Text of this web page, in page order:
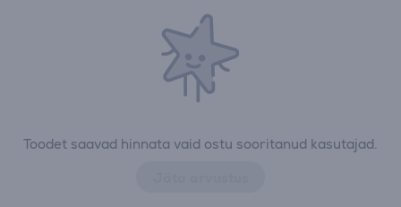
Toodet saavad hinnata vaid ostu sooritanud kasutajad.